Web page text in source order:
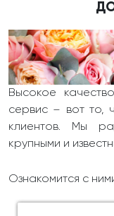
Высокое
сервис – вот то,
клиентов. Мы
крупными и
Ознакомится с